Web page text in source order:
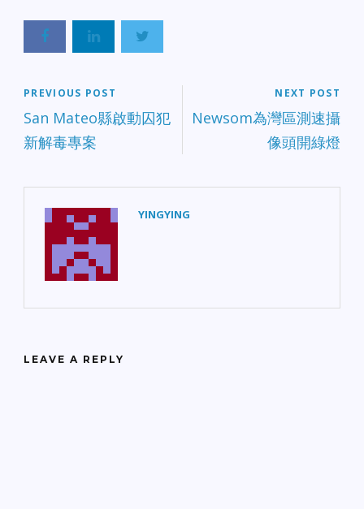
PREVIOUS POST
San Mateo縣啟動囚犯
新解毒專案
NEXT POST
Newsom為灣區測速攝
像頭開綠燈
YINGYING
LEAVE A REPLY